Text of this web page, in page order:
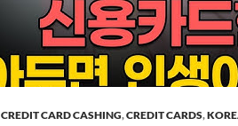
CREDIT CARD CASHING,CREDIT CARDS,